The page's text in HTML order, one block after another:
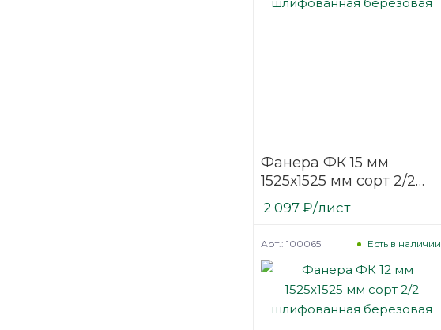
Фанера ФК 15 мм
1525х1525 мм сорт 2/2
шлифованная
березовая
2 097 ₽/лист
Есть в наличии
Арт.: 100065